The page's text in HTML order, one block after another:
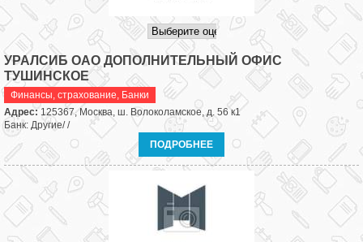
УРАЛСИБ ОАО ДОПОЛНИТЕЛЬНЫЙ ОФИС
ТУШИНСКОЕ
Финансы, страхование, Банки
Адрес: 125367, Москва, ш. Волоколамское, д. 56 к1
Банк: Другие/ /
ПОДРОБНЕЕ